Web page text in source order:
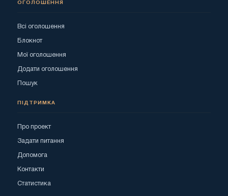
ОГОЛОШЕННЯ
Всі оголошення
Блокнот
Мої оголошення
Додати оголошення
Пошук
ПІДТРИМКА
Про проект
Задати питання
Допомога
Контакти
Статистика